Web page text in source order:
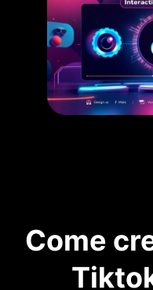
Come